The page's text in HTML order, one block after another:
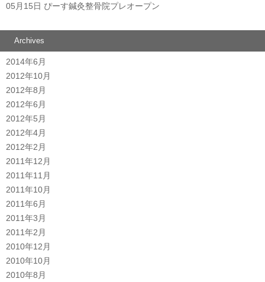
05月15日 ぴーす鍼灸整骨院プレオープン
Archives
2014年6月
2012年10月
2012年8月
2012年6月
2012年5月
2012年4月
2012年2月
2011年12月
2011年11月
2011年10月
2011年6月
2011年3月
2011年2月
2010年12月
2010年10月
2010年8月